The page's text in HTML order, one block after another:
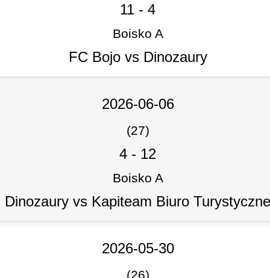
11 - 4
Boisko A
FC Bojo vs Dinozaury
2026-06-06
(27)
4 - 12
Boisko A
Dinozaury vs Kapiteam Biuro Turystyczne
2026-05-30
(26)